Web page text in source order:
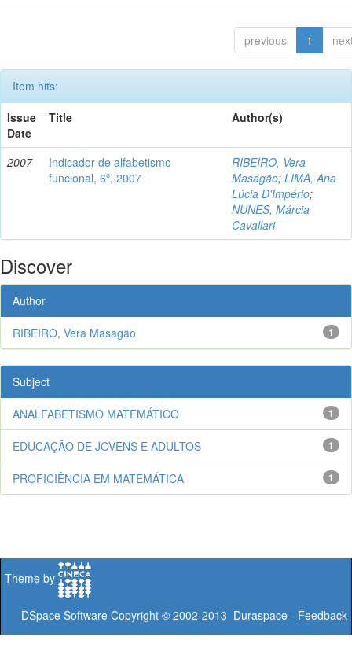
previous 1
Item hits:
Issue
Date
Title Author(s)
2007
Indicador de alfabetismo
funcional, 6º, 2007
RIBEIRO, Vera
Masagão; LIMA, Ana
Lúcia D'Império;
NUNES, Márcia
Cavallari
Discover
Author
1
RIBEIRO, Vera Masagão
Subject
1
ANALFABETISMO MATEMÁTICO
1
EDUCAÇÃO DE JOVENS E ADULTOS
1
PROFICIÊNCIA EM MATEMÁTICA
Theme by
DSpace Software Copyright © 2002-2013 Duraspace - Feedback